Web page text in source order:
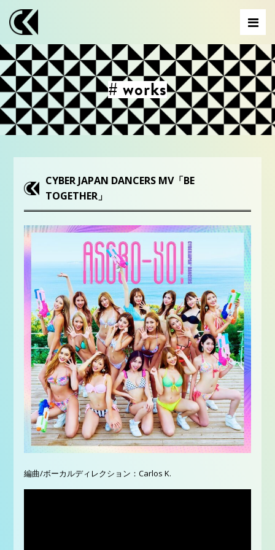
# works
CYBER JAPAN DANCERS MV「BE
TOGETHER」
編曲/ボーカルディレクション：Carlos K.